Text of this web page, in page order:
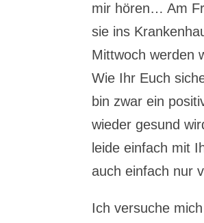
mir hören… Am
sie ins
Mittwoch werden
Wie Ihr Euch
bin zwar ein
wieder gesund
leide einfach mit
auch einfach nur
Ich versuche